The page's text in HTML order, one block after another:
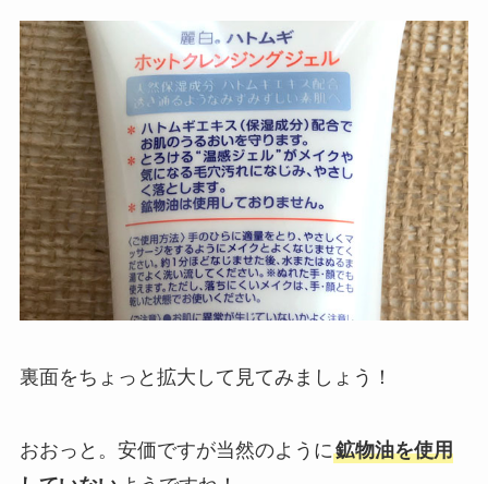
裏面をちょっと拡大して見てみましょう！
おおっと。安価ですが当然のように鉱物油を使用